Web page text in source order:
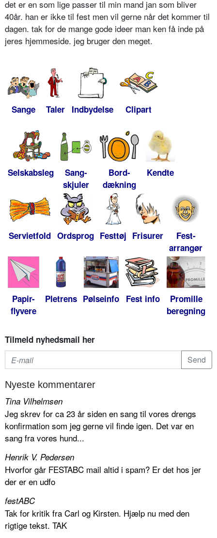
det er en som lige passer til min mand jan som bliver
40år. han er ikke til fest men vil gerne når det kommer til
dagen. tak for de mange gode ideer man ken få inde på
jeres hjemmeside. jeg bruger den meget.
Sange Taler Indbydelse Clipart
Selskabsleg
Sang-
skjuler
Bord-
dækning
Kendte
Servietfold Ordsprog Festtøj Frisurer
Fest-
arrangør
Papir-
flyvere
Pletrens Pølseinfo Fest info
Promille
beregning
Tilmeld nyhedsmail her
Nyeste kommentarer
Tina Vilhelmsen
Jeg skrev for ca 23 år siden en sang til vores drengs
konfirmation som jeg gerne vil finde igen. Det var en
sang fra vores hund...
Henrik V. Pedersen
Hvorfor går FESTABC mail altid i spam? Er det hos jer
der er en udfo
festABC
Tak for kritik fra Carl og Kirsten. Hjælp nu med den
rigtige tekst. TAK